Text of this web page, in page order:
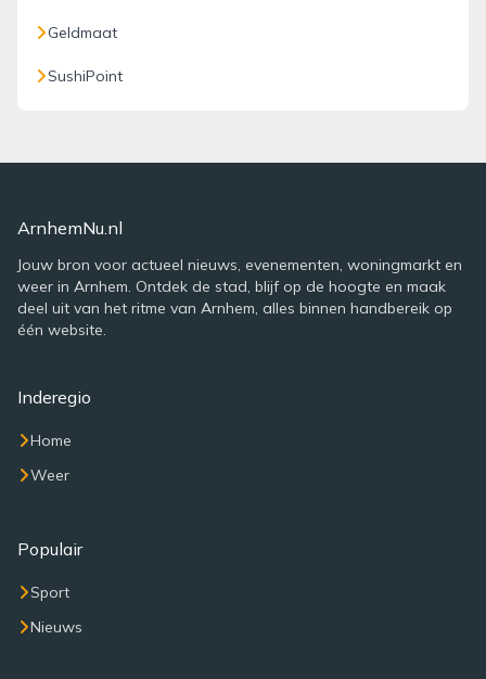
Geldmaat
SushiPoint
ArnhemNu.nl
Jouw bron voor actueel nieuws, evenementen, woningmarkt en
weer in Arnhem. Ontdek de stad, blijf op de hoogte en maak
deel uit van het ritme van Arnhem, alles binnen handbereik op
één website.
Inderegio
Home
Weer
Populair
Sport
Nieuws